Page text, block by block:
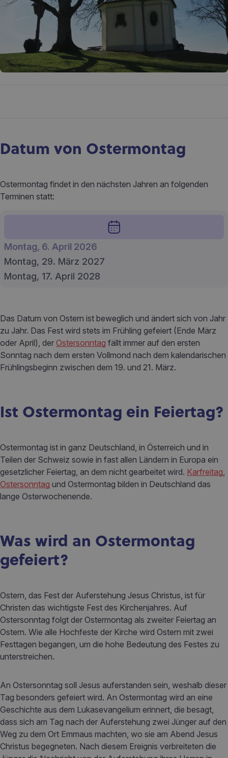
Datum von Ostermontag
Ostermontag findet in den nächsten Jahren an folgenden
Terminen statt:
Montag, 6. April 2026
Montag, 29. März 2027
Montag, 17. April 2028
Das Datum von Ostern ist beweglich und ändert sich von Jahr
zu Jahr. Das Fest wird stets im Frühling gefeiert (Ende März
oder April), der Ostersonntag fällt immer auf den ersten
Sonntag nach dem ersten Vollmond nach dem kalendarischen
Frühlingsbeginn zwischen dem 19. und 21. März.
Ist Ostermontag ein Feiertag?
Ostermontag ist in ganz Deutschland, in Österreich und in
Teilen der Schweiz sowie in fast allen Ländern in Europa ein
gesetzlicher Feiertag, an dem nicht gearbeitet wird. Karfreitag,
Ostersonntag und Ostermontag bilden in Deutschland das
lange Osterwochenende.
Was wird an Ostermontag
gefeiert?
Ostern, das Fest der Auferstehung Jesus Christus, ist für
Christen das wichtigste Fest des Kirchenjahres. Auf
Ostersonntag folgt der Ostermontag als zweiter Feiertag an
Ostern. Wie alle Hochfeste der Kirche wird Ostern mit zwei
Festtagen begangen, um die hohe Bedeutung des Festes zu
unterstreichen.
An Ostersonntag soll Jesus auferstanden sein, weshalb dieser
Tag besonders gefeiert wird. An Ostermontag wird an eine
Geschichte aus dem Lukasevangelium erinnert, die besagt,
dass sich am Tag nach der Auferstehung zwei Jünger auf den
Weg zu dem Ort Emmaus machten, wo sie am Abend Jesus
Christus begegneten. Nach diesem Ereignis verbreiteten die